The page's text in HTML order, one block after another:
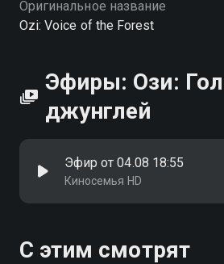
Оригинальное название
Ozi: Voice of the Forest
Эфиры: Ози:
джунглей
Эфир от 04.08 18:55
Киносемья HD
С этим смотрят